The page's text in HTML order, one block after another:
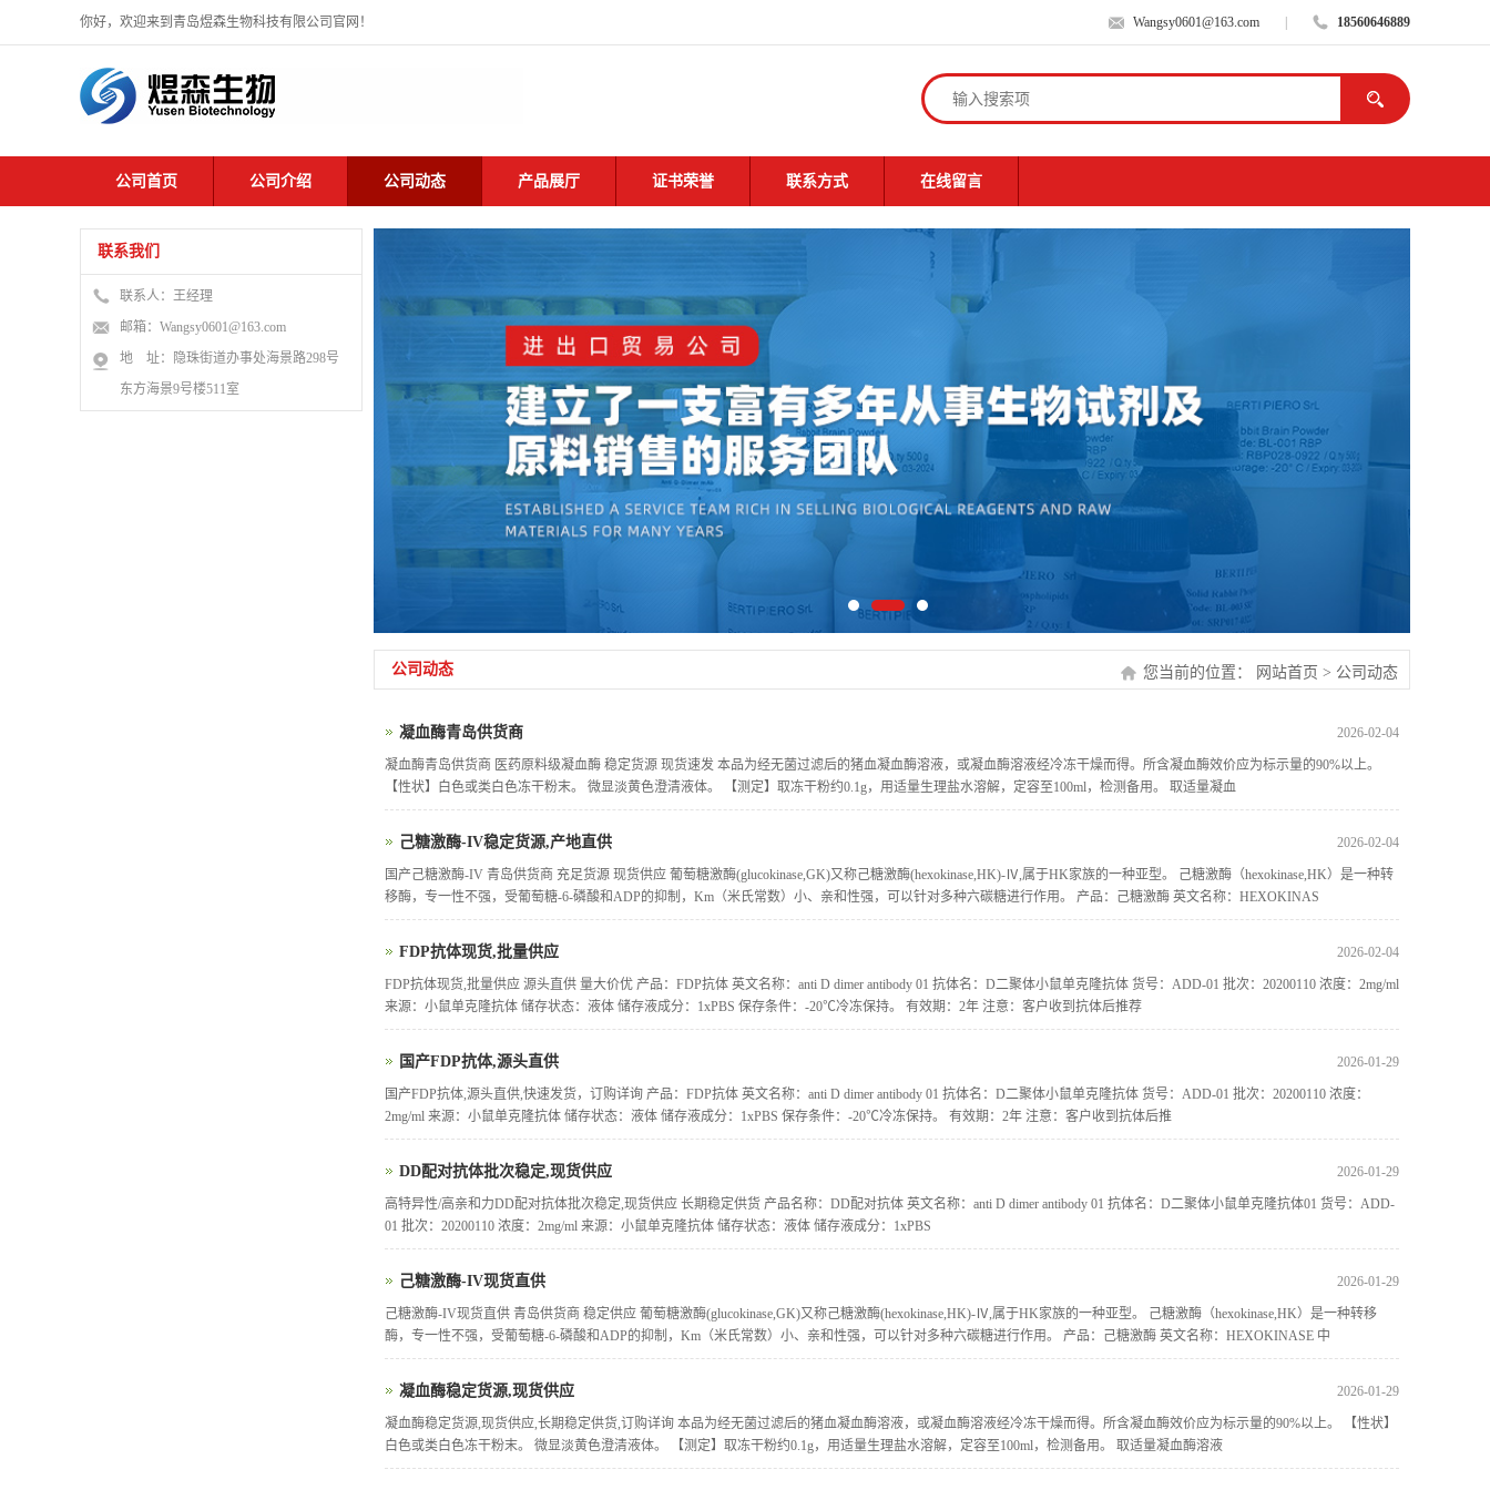
你好，欢迎来到青岛煜森生物科技有限公司官网！ Wangsy0601@163.com 18560646889
公司首页 公司介绍 公司动态 产品展厅 证书荣誉 联系方式 在线留言
联系我们
联系人：王经理
邮箱：Wangsy0601@163.com
地 址：隐珠街道办事处海景路298号
东方海景9号楼511室
公司动态 您当前的位置： 网站首页 > 公司动态
凝血酶青岛供货商 2026-02-04
凝血酶青岛供货商 医药原料级凝血酶 稳定货源 现货速发 本品为经无菌过滤后的猪血凝血酶溶液，或凝血酶溶液经冷冻干燥而得。所含凝血酶效价应为标示量的90%以上。
【性状】白色或类白色冻干粉末。 微显淡黄色澄清液体。 【测定】取冻干粉约0.1g，用适量生理盐水溶解，定容至100ml，检测备用。 取适量凝血
己糖激酶-IV稳定货源,产地直供 2026-02-04
国产己糖激酶-IV 青岛供货商 充足货源 现货供应 葡萄糖激酶(glucokinase,GK)又称己糖激酶(hexokinase,HK)‐Ⅳ,属于HK家族的一种亚型。 己糖激酶（hexokinase,HK）是一种转
移酶，专一性不强，受葡萄糖-6-磷酸和ADP的抑制，Km（米氏常数）小、亲和性强，可以针对多种六碳糖进行作用。 产品：己糖激酶 英文名称：HEXOKINAS
FDP抗体现货,批量供应 2026-02-04
FDP抗体现货,批量供应 源头直供 量大价优 产品：FDP抗体 英文名称：anti D dimer antibody 01 抗体名：D二聚体小鼠单克隆抗体 货号：ADD-01 批次：20200110 浓度：2mg/ml
来源：小鼠单克隆抗体 储存状态：液体 储存液成分：1xPBS 保存条件：-20℃冷冻保持。 有效期：2年 注意：客户收到抗体后推荐
国产FDP抗体,源头直供 2026-01-29
国产FDP抗体,源头直供,快速发货，订购详询 产品：FDP抗体 英文名称：anti D dimer antibody 01 抗体名：D二聚体小鼠单克隆抗体 货号：ADD-01 批次：20200110 浓度：
2mg/ml 来源：小鼠单克隆抗体 储存状态：液体 储存液成分：1xPBS 保存条件：-20℃冷冻保持。 有效期：2年 注意：客户收到抗体后推
DD配对抗体批次稳定,现货供应 2026-01-29
高特异性/高亲和力DD配对抗体批次稳定,现货供应 长期稳定供货 产品名称：DD配对抗体 英文名称：anti D dimer antibody 01 抗体名：D二聚体小鼠单克隆抗体01 货号：ADD-
01 批次：20200110 浓度：2mg/ml 来源：小鼠单克隆抗体 储存状态：液体 储存液成分：1xPBS
己糖激酶-IV现货直供 2026-01-29
己糖激酶-IV现货直供 青岛供货商 稳定供应 葡萄糖激酶(glucokinase,GK)又称己糖激酶(hexokinase,HK)‐Ⅳ,属于HK家族的一种亚型。 己糖激酶（hexokinase,HK）是一种转移
酶，专一性不强，受葡萄糖-6-磷酸和ADP的抑制，Km（米氏常数）小、亲和性强，可以针对多种六碳糖进行作用。 产品：己糖激酶 英文名称：HEXOKINASE 中
凝血酶稳定货源,现货供应 2026-01-29
凝血酶稳定货源,现货供应,长期稳定供货,订购详询 本品为经无菌过滤后的猪血凝血酶溶液，或凝血酶溶液经冷冻干燥而得。所含凝血酶效价应为标示量的90%以上。 【性状】
白色或类白色冻干粉末。 微显淡黄色澄清液体。 【测定】取冻干粉约0.1g，用适量生理盐水溶解，定容至100ml，检测备用。 取适量凝血酶溶液